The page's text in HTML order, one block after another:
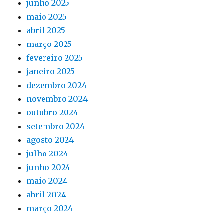
junho 2025
maio 2025
abril 2025
março 2025
fevereiro 2025
janeiro 2025
dezembro 2024
novembro 2024
outubro 2024
setembro 2024
agosto 2024
julho 2024
junho 2024
maio 2024
abril 2024
março 2024